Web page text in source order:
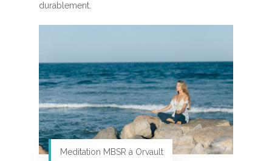
durablement.
Meditation MBSR à Orvault